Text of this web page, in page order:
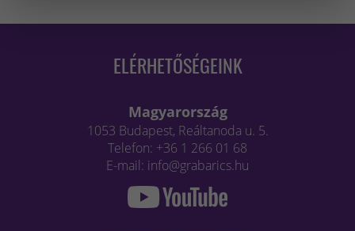
ELÉRHETŐSÉGEINK
Magyarország
1053 Budapest, Reáltanoda u. 5.
Telefon: +36 1 266 01 68
E-mail: info@grabarics.hu